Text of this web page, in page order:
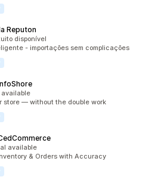
Reputon
disponível
- importações sem complicações
available
store — without the double work
available
& Orders with Accuracy